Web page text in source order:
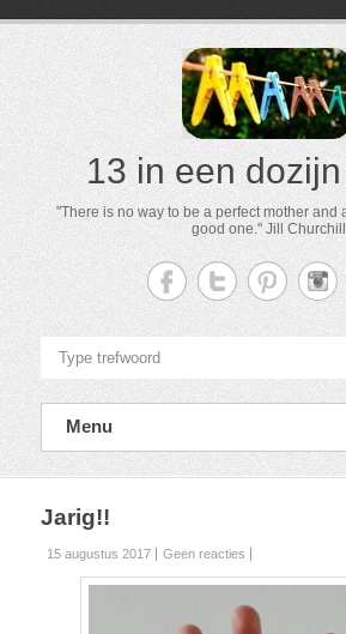
13 in een
"There is no way to be a perfect mother and
good one." Jill Churchill
Menu
Jarig!!
15 augustus 2017 Geen reacties